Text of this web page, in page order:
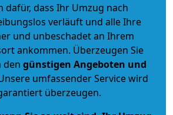
dafür, dass Ihr Umzug nach
verläuft und alle Ihre
und unbeschadet an Ihrem
ankommen. Überzeugen Sie
den günstigen Angeboten und
umfassender Service wird
überzeugen.